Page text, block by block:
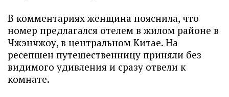
В комментариях женщина пояснила, что
номер предлагался отелем в жилом районе в
Чжэнчжоу, в центральном Китае. На
ресепшен путешественницу приняли без
видимого удивления и сразу отвели к
комнате.